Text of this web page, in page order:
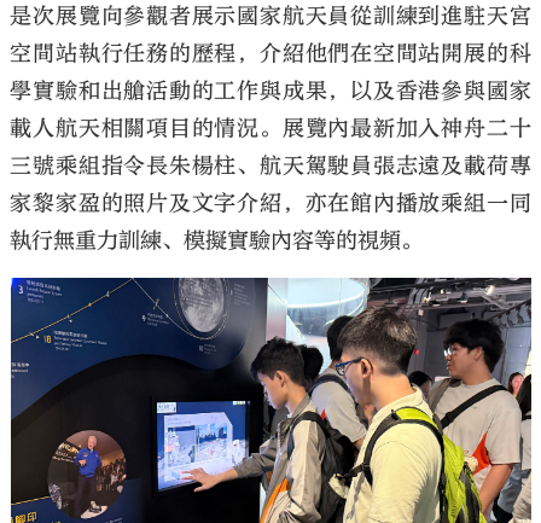
是次展覽向參觀者展示國家航天員從訓練到進駐天宮
空間站執行任務的歷程，介紹他們在空間站開展的科
學實驗和出艙活動的工作與成果，以及香港參與國家
載人航天相關項目的情況。展覽內最新加入神舟二十
三號乘組指令長朱楊柱、航天駕駛員張志遠及載荷專
家黎家盈的照片及文字介紹，亦在館內播放乘組一同
執行無重力訓練、模擬實驗內容等的視頻。